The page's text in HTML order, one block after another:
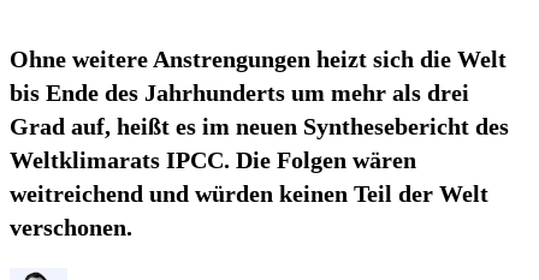
Ohne weitere Anstrengungen heizt sich die Welt
bis Ende des Jahrhunderts um mehr als drei
Grad auf, heißt es im neuen Synthesebericht des
Weltklimarats IPCC. Die Folgen wären
weitreichend und würden keinen Teil der Welt
verschonen.